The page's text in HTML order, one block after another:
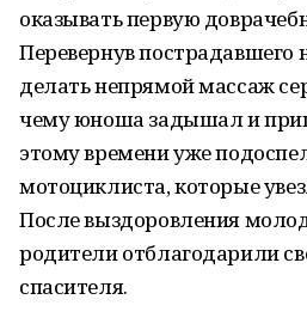
оказывать первую
Перевернув пострадавшего
делать непрямой массаж
чему юноша задышал и
этому времени уже
мотоциклиста, которые
После выздоровления
родители отблагодарили
спасителя.